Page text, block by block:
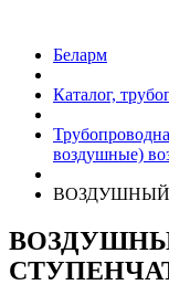
Беларм
Каталог,
воздушные)
ВОЗДУШНЫЙ